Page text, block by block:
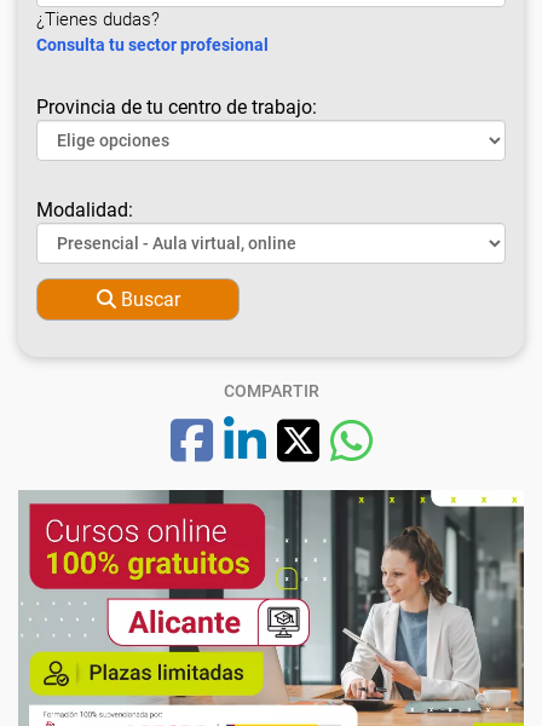
¿Tienes dudas?
Consulta tu sector profesional
Provincia de tu centro de trabajo:
Modalidad:
Buscar
COMPARTIR